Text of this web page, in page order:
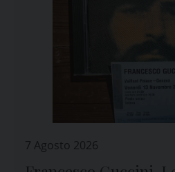
7 Agosto 2026